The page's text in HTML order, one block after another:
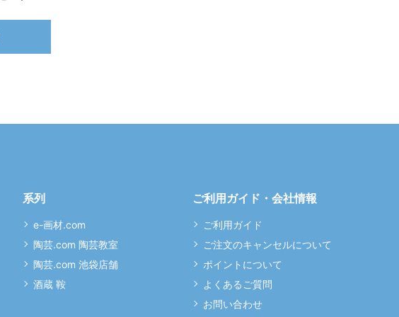
系列
e-画材.com
陶芸.com 陶芸教室
陶芸.com 池袋店舗
酒蔵 鞍
ご利用ガイド・会社情報
ご利用ガイド
ご注文のキャンセルについて
ポイントについて
よくあるご質問
お問い合わせ